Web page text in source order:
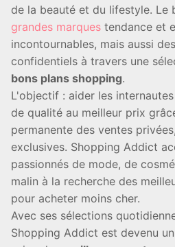
de la beauté et du lifestyle. Le
grandes marques tendance et
incontournables, mais aussi
confidentiels à travers une
bons plans shopping.
L'objectif : aider les
de qualité au meilleur prix
permanente des ventes privées,
exclusives. Shopping Addict
passionnés de mode, de
malin à la recherche des
pour acheter moins cher.
Avec ses sélections
Shopping Addict est devenu